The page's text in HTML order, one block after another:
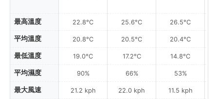
最高溫度
平均溫度
最低溫度
平均濕度
最大風速
22.8°C
20.8°C
19.0°C
90%
21.2 kph
25.6°C
20.5°C
17.2°C
66%
22.0 kph
26.5°C
20.4°C
14.8°C
53%
11.5 kph